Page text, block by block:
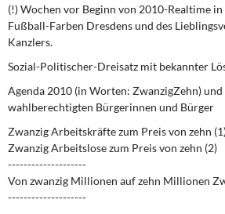
Öffentliche Infrastruktur und
Eurokrise und Griechenland
DIE LINKE
Memo-Gruppe
Institut Solidarische Moderne
(!) Wochen vor Beginn von 2010-Realtime in
Fußball-Farben Dresdens und des
Kanzlers.
Sozial-Politischer-Dreisatz mit bekannter
Agenda 2010 (in Worten: ZwanzigZehn)
wahlberechtigten Bürgerinnen und Bürger
Zwanzig Arbeitskräfte zum Preis von zehn
Zwanzig Arbeitslose zum Preis von zehn (2)
--------------------
Von zwanzig Millionen auf zehn Millionen
--------------------